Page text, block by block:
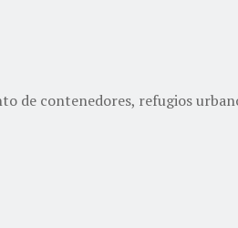
de contenedores, refugios